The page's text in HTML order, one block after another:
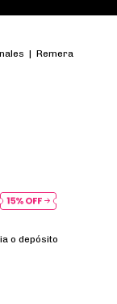
| Remera
o depósito